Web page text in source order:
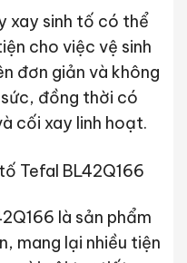
xay sinh tố có thể
cho việc vệ sinh
đơn giản và không
đồng thời có
cối xay linh hoạt.
là sản phẩm
mang lại nhiều tiện